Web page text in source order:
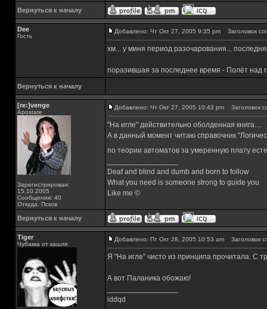
Вернуться к началу
Dee
Гость
Добавлено: Чт Окт 27, 2005 9:35 pm Заголовок
хм... у миня период разочарования...
поразившая за последнее время - Полёт над
Вернуться к началу
[re:]venge
Apostate
Зарегистрирован:
15.10.2005
Сообщения: 40
Откуда: Псков
Добавлено: Чт Окт 27, 2005 10:43 pm Заголовок
"На игле" действительно оболденная книга....
А в данный момент читаю справочник
по теории автоматов за умеренную плату
Deaf and blind and dumb and born to follow
What you need is someone strong to guide you
Like me ©
Вернуться к началу
Tiger
Чубакка от кашля
Добавлено: Пт Окт 28, 2005 10:53 am Заголовок
Я "На игле" чисто из принципа прочитала. С
А вот Паланика обожаю!
iddqd